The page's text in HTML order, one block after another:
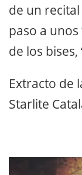
de un
paso a
de los bises,
Extracto de
Starlite